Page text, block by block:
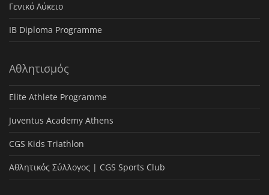
Γενικό Λύκειο
IB Diploma Programme
Αθλητισμός
Elite Athlete Programme
Juventus Academy Athens
CGS Kids Triathlon
Αθλητικός Σύλλογος | CGS Sports Club